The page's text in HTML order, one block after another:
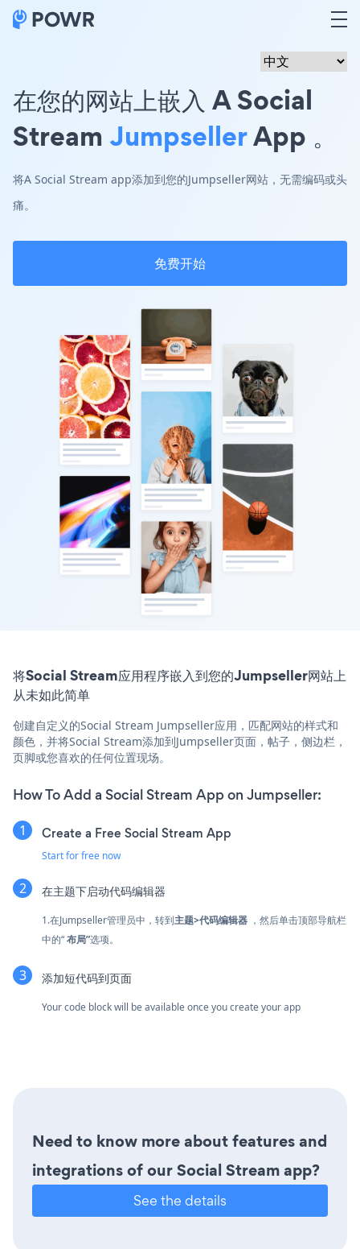
在您的网站上嵌入 A Social
Stream JumpsellerApp 。
将A Social Stream app添加到您的Jumpseller网站，无需编码或头
痛。
免费开始
将Social Stream应用程序嵌入到您的Jumpseller网站上
从未如此简单
创建自定义的Social Stream Jumpseller应用，匹配网站的样式和
颜色，并将Social Stream添加到Jumpseller页面，帖子，侧边栏，
页脚或您喜欢的任何位置现场。
How To Add a Social Stream App on Jumpseller:
Create a Free Social Stream App
Start for free now
在主题下启动代码编辑器
1.在Jumpseller管理员中，转到主题>代码编辑器 ，然后单击顶部导航栏
中的“布局”选项。
添加短代码到页面
Your code block will be available once you create your app
Need to know more about features and
integrations of our Social Stream app?
See the details